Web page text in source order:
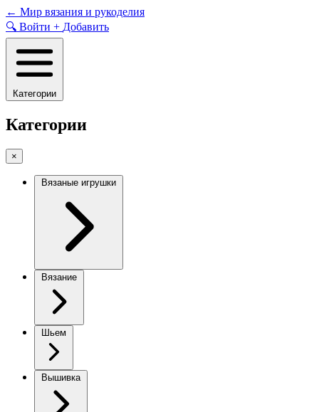
Skip
to
content
← Мир вязания и рукоделия
🔍 Войти + Добавить
Категории
Категории
×
Вязаные игрушки
Вязание
Шьем
Вышивка